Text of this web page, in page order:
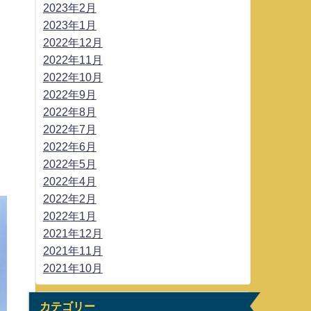
2023年2月
2023年1月
2022年12月
2022年11月
2022年10月
2022年9月
2022年8月
2022年7月
2022年6月
2022年5月
2022年4月
2022年2月
2022年1月
2021年12月
2021年11月
2021年10月
カテゴリー